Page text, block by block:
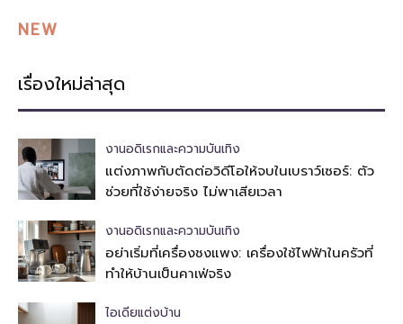
NEW
เรื่องใหม่ล่าสุด
งานอดิเรกและความบันเทิง
แต่งภาพกับตัดต่อวิดีโอให้จบในเบราว์เซอร์: ตัว
ช่วยที่ใช้ง่ายจริง ไม่พาเสียเวลา
งานอดิเรกและความบันเทิง
อย่าเริ่มที่เครื่องชงแพง: เครื่องใช้ไฟฟ้าในครัวที่
ทำให้บ้านเป็นคาเฟ่จริง
ไอเดียแต่งบ้าน